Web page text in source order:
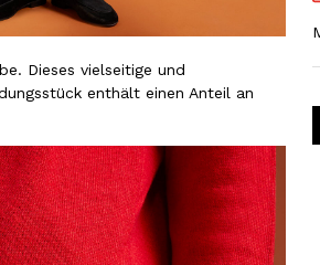
Dieses vielseitige und
enthält einen Anteil an